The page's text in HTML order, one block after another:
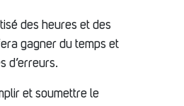
des heures et des
gagner du temps et
d’erreurs.
et soumettre le